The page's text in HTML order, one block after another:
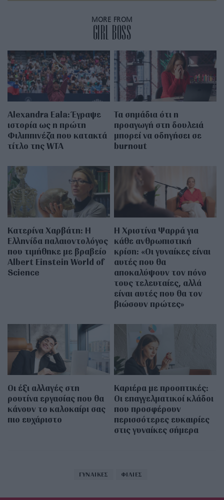
MORE FROM
GIRL BOSS
Alexandra Eala: Έγραψε
ιστορία ως η πρώτη
Φιλιππινέζα που κατακτά
τίτλο της WTA
Τα σημάδια ότι η
προαγωγή στη δουλειά
μπορεί να οδηγήσει σε
burnout
Κατερίνα Χαρβάτη: H
Ελληνίδα παλαιοντολόγος
που τιμήθηκε με βραβείο
Albert Einstein World of
Science
H Χριστίνα Ψαρρά για
κάθε ανθρωπιστική
κρίση: «Οι γυναίκες είναι
αυτές που θα
αποκαλύψουν τον πόνο
τους τελευταίες, αλλά
είναι αυτές που θα τον
βιώσουν πρώτες»
Οι έξι αλλαγές στη
ρουτίνα εργασίας που θα
κάνουν το καλοκαίρι σας
πιο ευχάριστο
Καριέρα με προοπτικές:
Οι επαγγελματικοί κλάδοι
που προσφέρουν
περισσότερες ευκαιρίες
στις γυναίκες σήμερα
ΓΥΝΑΙΚΕΣ ΦΙΛΙΕΣ